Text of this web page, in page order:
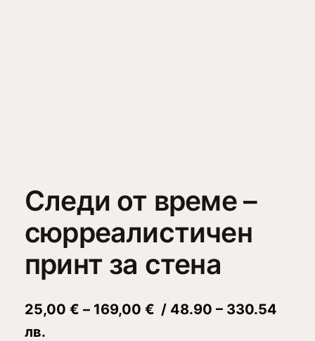
Следи от време –
сюрреалистичен
принт за стена
25,00 € – 169,00 €P/ 48.90 – 330.54
лв.